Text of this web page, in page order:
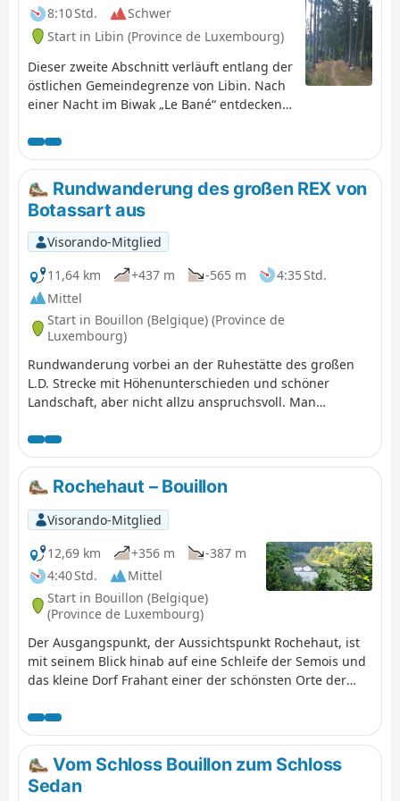
8:10 Std.
Schwer
Start in Libin (Province de Luxembourg)
Dieser zweite Abschnitt verläuft entlang der
östlichen Gemeindegrenze von Libin. Nach
einer Nacht im Biwak „Le Bané“ entdecken
Troufferies“, das Tal der Noire Eau, das in
die Lomme mündet, und beenden die Tour
am ehemaligen Kaolin-Steinbruch von
Libin.Rundwanderung des großen REX von
Botassart aus
Visorando-Mitglied
11,64 km
+437 m -565 m
4:35 Std.
Mittel
Start in Bouillon (Belgique) (Province de
Luxembourg)
Rundwanderung vorbei an der Ruhestätte des großen
L.D. Strecke mit Höhenunterschieden und schöner
Landschaft, aber nicht allzu anspruchsvoll. Man
Stunden Wanderung in gutem Tempo.
Rochehaut – Bouillon
Visorando-Mitglied
12,69 km
+356 m
-387 m
4:40 Std.
Mittel
Start in Bouillon (Belgique)
(Province de Luxembourg)
Der Ausgangspunkt, der Aussichtspunkt Rochehaut, ist
mit seinem Blick hinab auf eine Schleife der Semois und
das kleine Dorf Frahant einer der schönsten Orte der
über der Stadt thront, eine der meistbesuchten
Sehenswürdigkeiten. Dazwischen, auf unserem Weg,
liegen Wälder, steile Aufstiege und Abstiege sowie
herrliche Landschaften. Übernachtung in der
Jugendherberge.
Vom Schloss Bouillon zum Schloss
Sedan